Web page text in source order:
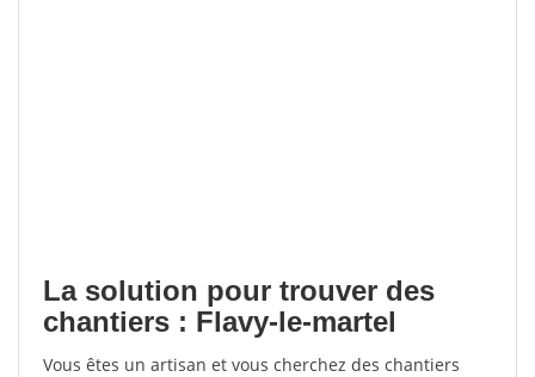
La solution pour trouver des
chantiers : Flavy-le-martel
Vous êtes un artisan et vous cherchez des chantiers